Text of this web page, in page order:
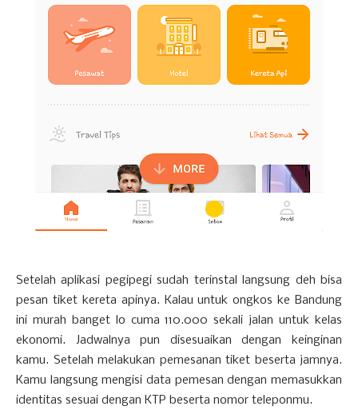
Setelah aplikasi pegipegi sudah terinstal langsung deh bisa
pesan tiket kereta apinya. Kalau untuk ongkos ke Bandung
ini murah banget lo cuma 110.000 sekali jalan untuk kelas
ekonomi. Jadwalnya pun disesuaikan dengan keinginan
kamu. Setelah melakukan pemesanan tiket beserta jamnya.
Kamu langsung mengisi data pemesan dengan memasukkan
identitas sesuai dengan KTP beserta nomor teleponmu.